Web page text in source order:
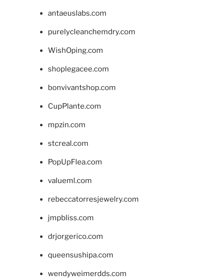
antaeuslabs.com
purelycleanchemdry.com
WishOping.com
shoplegacee.com
bonvivantshop.com
CupPlante.com
mpzin.com
stcreal.com
PopUpFlea.com
valueml.com
rebeccatorresjewelry.com
jmpbliss.com
drjorgerico.com
queensushipa.com
wendyweimerdds.com